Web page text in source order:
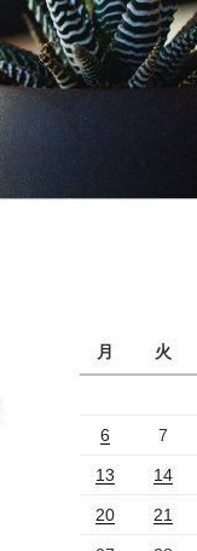
月
火
6 7
13 14
20 21